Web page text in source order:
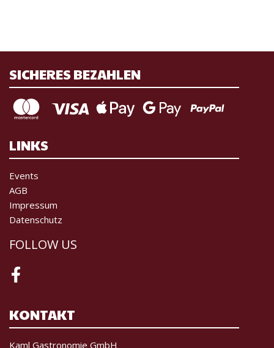
SICHERES BEZAHLEN
LINKS
Events
AGB
Impressum
Datenschutz
FOLLOW US
Facebook
KONTAKT
Kaml Gastronomie GmbH